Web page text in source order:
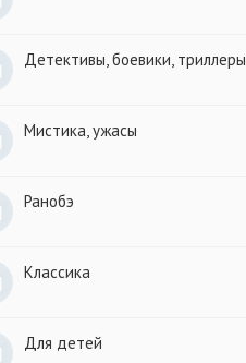
Детективы, боевики, триллеры
Мистика, ужасы
Ранобэ
Классика
Для детей